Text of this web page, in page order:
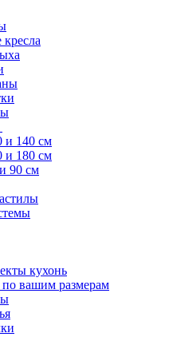
и 140 см
и 180 см
90 см
кухонь
по вашим размерам